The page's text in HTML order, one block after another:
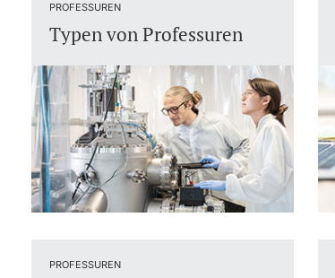
PROFESSUREN
Typen von Professuren
PROFESSUREN